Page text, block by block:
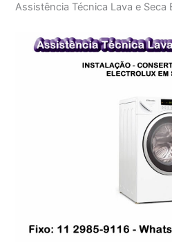
Assistência Técnica Lava e Seca